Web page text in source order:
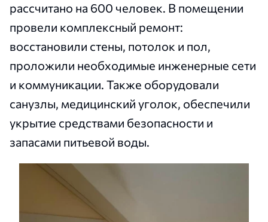
рассчитано на 600 человек. В помещении
провели комплексный ремонт:
восстановили стены, потолок и пол,
проложили необходимые инженерные сети
и коммуникации. Также оборудовали
санузлы, медицинский уголок, обеспечили
укрытие средствами безопасности и
запасами питьевой воды.